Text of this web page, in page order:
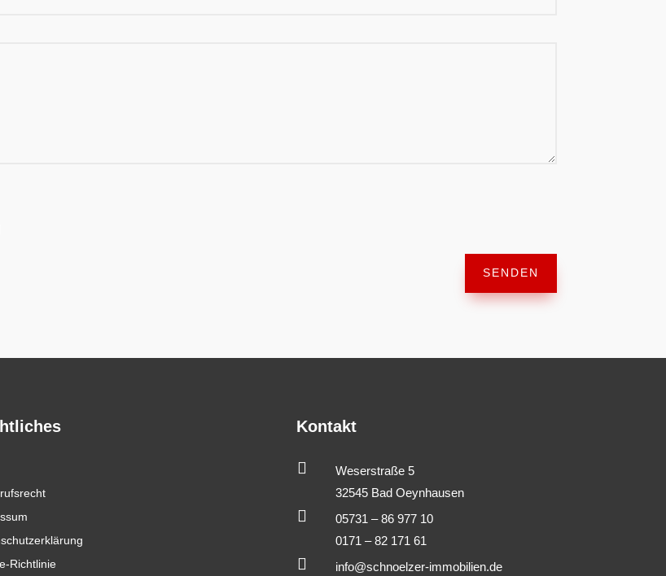
SENDEN
Richtlinie
Kontakt

Weserstraße 5
32545 Bad Oeynhausen

05731 – 86 977 10
0171 – 82 171 61
 info@schnoelzer-immobilien.de